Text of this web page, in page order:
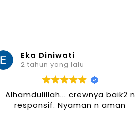
Eka Diniwati
2 tahun yang lalu
Alhamdulillah... crewnya baik2 n
responsif. Nyaman n aman